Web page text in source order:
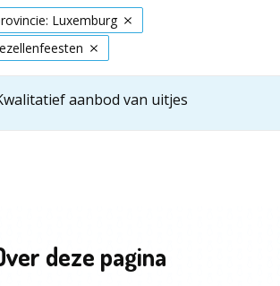
Luxemburg
aanbod van uitjes
deze pagina